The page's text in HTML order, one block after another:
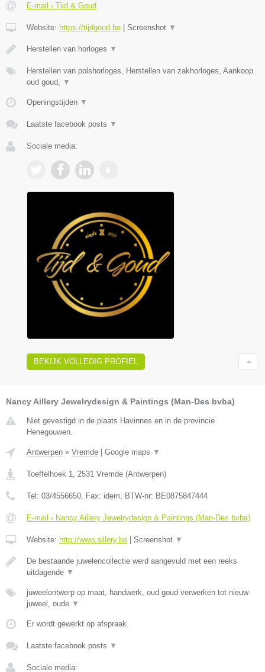
E-mail › Tijd & Goud
Website: https://tijdgoud.be | Screenshot ▼
Herstellen van horloges ▼
Herstellen van polshorloges, Herstellen van zakhorloges, Aankoop
oud goud,
▼
Openingstijden ▼
Laatste facebook posts ▼
Sociale media:
BEKIJK VOLLEDIG PROFIEL
Nancy Aillery Jewelrydesign & Paintings (Man-Des bvba)
Niet gevestigd in de plaats Havinnes en in de provincie
Henegouwen.
Antwerpen » Vremde | Google maps ▼
Toeffelhoek 1 2531 Vremde (Antwerpen)
Tel: 03/4556650 , Fax: idem , BTW-nr: BE0875847444
E-mail › Nancy Aillery Jewelrydesign & Paintings (Man-Des bvba)
Website: http://www.aillery.be | Screenshot ▼
De bestaande juwelencollectie werd aangevuld met een reeks
uitdagende ▼
juweelontwerp op maat, handwerk, oud goud verwerken tot nieuw
juweel, oude ▼
Er wordt gewerkt op afspraak.
Laatste facebook posts ▼
Sociale media: